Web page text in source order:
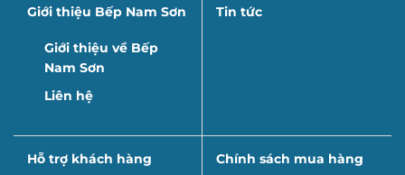
Giới thiệu Bếp Nam Sơn
Giới thiệu về Bếp
Nam Sơn
Liên hệ
Tin tức
Hỗ trợ khách hàng Chính sách mua hàng